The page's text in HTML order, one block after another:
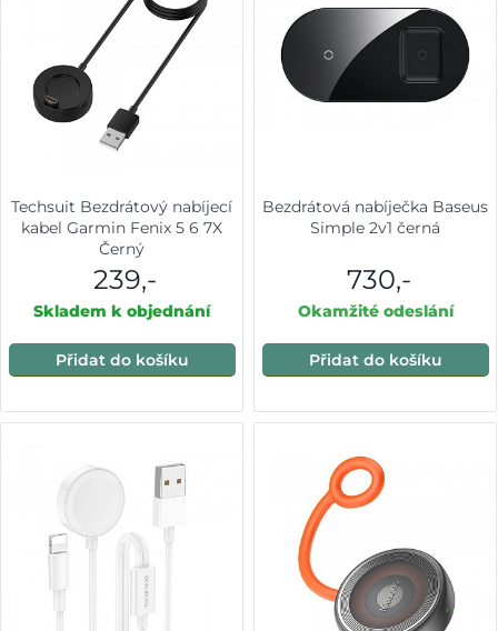
Techsuit Bezdrátový nabíjecí
kabel Garmin Fenix 5 6 7X
Černý
239,-
Skladem k objednání
Přidat do košíku
Bezdrátová nabíječka Baseus
Simple 2v1 černá
730,-
Okamžité odeslání
Přidat do košíku